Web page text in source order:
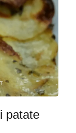
patate